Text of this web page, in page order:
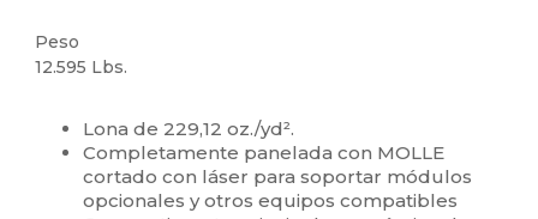
Peso
12.595 Lbs.
Lona de 229,12 oz./yd².
Completamente panelada con MOLLE
cortado con láser para soportar módulos
opcionales y otros equipos compatibles